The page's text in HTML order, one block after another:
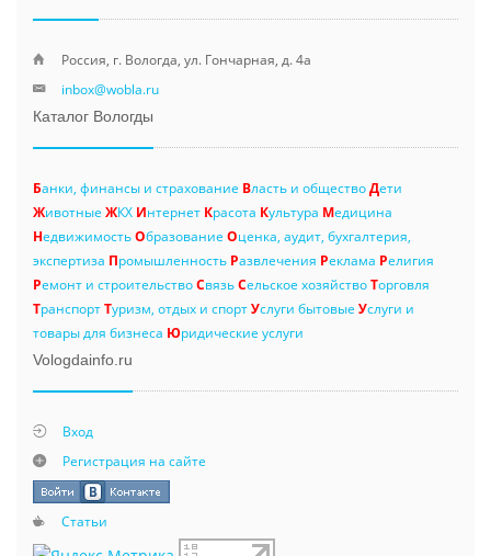
Россия, г. Вологда, ул. Гончарная, д. 4а
inbox@wobla.ru
Каталог Вологды
Банки, финансы и страхование Власть и обществоДети
Животные ЖКХ Интернет Красота Культура Медицина
НедвижимостьОбразование Оценка, аудит, бухгалтерия,
экспертиза Промышленность Развлечения Реклама Религия
Ремонт и строительствоСвязьСельское хозяйствоТорговля
ТранспортТуризм, отдых и спортУслуги бытовые Услуги и
товары для бизнеса Юридические услуги
Vologdainfo.ru
Вход
Регистрация на сайте
Статьи